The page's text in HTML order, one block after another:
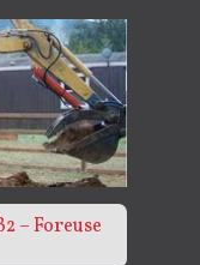
– Foreuse